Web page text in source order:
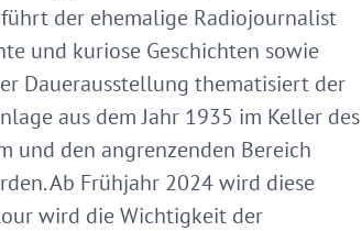
der ehemalige Radiojournalist
und kuriose Geschichten sowie
Dauerausstellung thematisiert der
aus dem Jahr 1935 im Keller des
und den angrenzenden Bereich
Ab Frühjahr 2024 wird diese
wird die Wichtigkeit der